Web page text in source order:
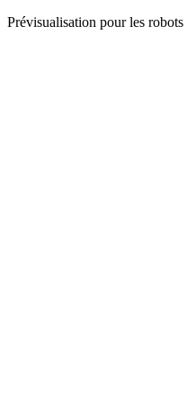
Prévisualisation pour les